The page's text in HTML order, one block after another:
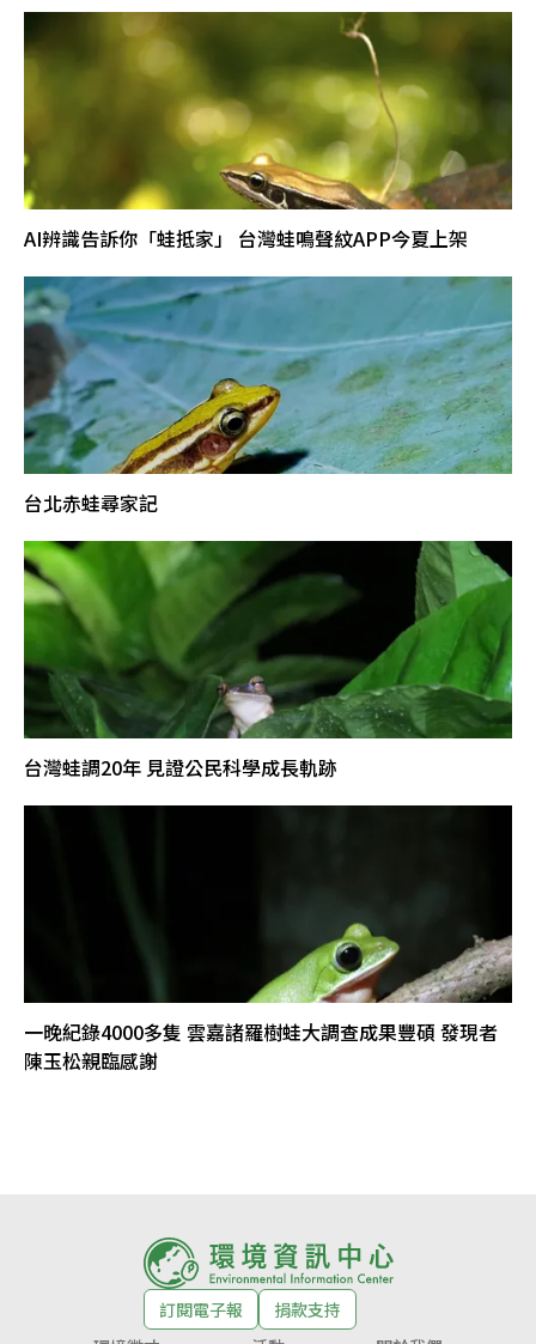
AI辨識告訴你「蛙抵家」 台灣蛙鳴聲紋APP今夏上架
台北赤蛙尋家記
台灣蛙調20年 見證公民科學成長軌跡
一晚紀錄4000多隻 雲嘉諸羅樹蛙大調查成果豐碩 發現者
陳玉松親臨感謝
訂閱電子報
捐款支持